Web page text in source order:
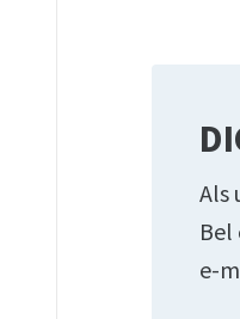
Als
e-